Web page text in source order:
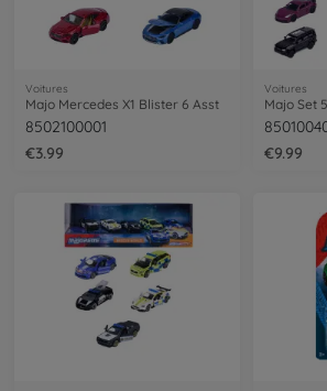
Voitures
Majo Mercedes X1 Blister 6 Asst
8502100001
€3.99
Voitures
Majo Set
€9.99